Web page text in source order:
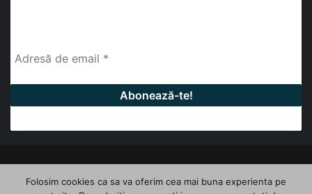
Folosim cookies ca sa va oferim cea mai buna experienta pe